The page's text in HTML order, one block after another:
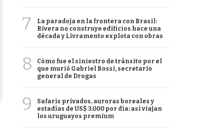
7
La paradoja en la frontera con Brasil:
Rivera no construye edificios hace una
década y Livramento explota con obras
8
Cómo fue el siniestro de tránsito por el
que murió Gabriel Rossi, secretario
general de Drogas
9
Safaris privados, auroras boreales y
estadías de US$ 3.000 por día: así viajan
los uruguayos premium